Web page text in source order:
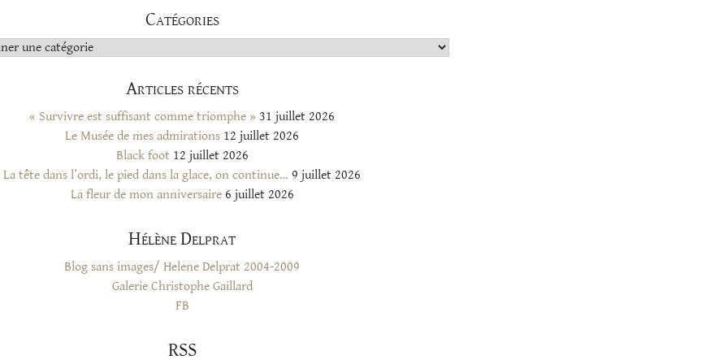
Catégories
Articles récents
« Survivre est suffisant comme triomphe » 31 juillet 2026
Le Musée de mes admirations 12 juillet 2026
Black foot 12 juillet 2026
La tête dans l’ordi, le pied dans la glace, on continue… 9 juillet 2026
La fleur de mon anniversaire 6 juillet 2026
Hélène Delprat
Blog sans images/ Helene Delprat 2004-2009
Galerie Christophe Gaillard
FB
RSS